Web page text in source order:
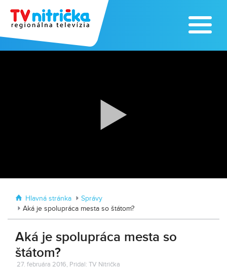
Zoo v Lužiankach
Hlavná stránka
Správy
Aká je spolupráca mesta so štátom?
Aká je spolupráca mesta so
štátom?
27. februára 2016, Pridal: TV Nitrička